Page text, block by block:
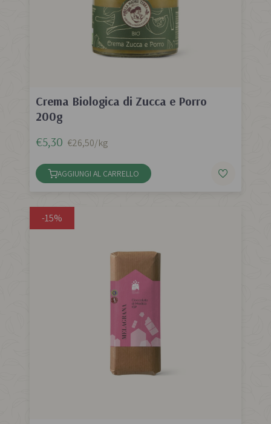
Crema Biologica di Zucca e Porro
200g
€5,30 €26,50/kg
AGGIUNGI AL CARRELLO
-15%